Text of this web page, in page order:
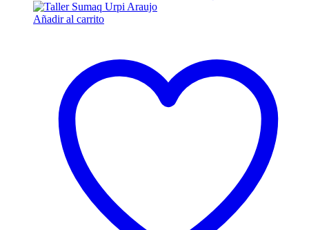
Añadir al carrito